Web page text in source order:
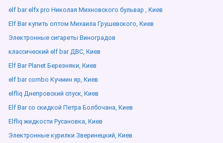
elf bar elfx pro Николая Михновского бульвар , Киев
Elf Bar купить оптом Михаила Грушевского, Киев
Электронные сигареты Виноградов
классический elf bar ДВС, Киев
Elf Bar Planet Березняки, Киев
elf bar combo Кучмин яр, Киев
elfliq Днепровский спуск, Киев
Elf Bar со скидкой Петра Болбочана, Киев
Elfliq жидкости Русановка, Киев
Электронные курилки Зверинецкий, Киев